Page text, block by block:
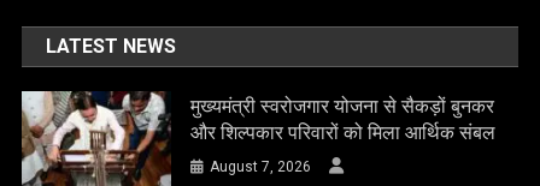
LATEST NEWS
मुख्यमंत्री स्वरोजगार योजना से सैकड़ों बुनकर
और शिल्पकार परिवारों को मिला आर्थिक संबल
August 7, 2026